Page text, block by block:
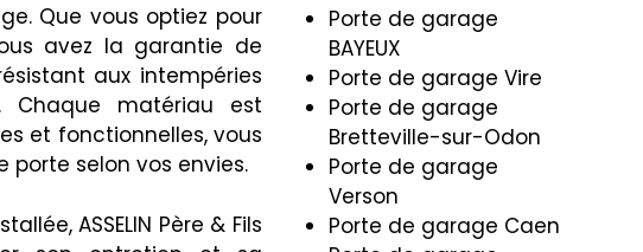
Que vous optiez pour
avez la garantie de
aux intempéries
Chaque matériau est
et fonctionnelles, vous
selon vos envies.
ASSELIN Père & Fils
Porte de garage
BAYEUX
Porte de garage Vire
Porte de garage
Bretteville-sur-Odon
Porte de garage
Verson
Porte de garage Caen